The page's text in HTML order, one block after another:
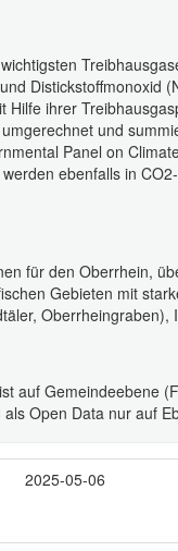
Distickstoffmonoxid
Hilfe ihrer
und
Panel on
ebenfalls in
für den Oberrhein,
Gebieten mit
auf Gemeindeebene
Open Data nur auf
2025-05-06